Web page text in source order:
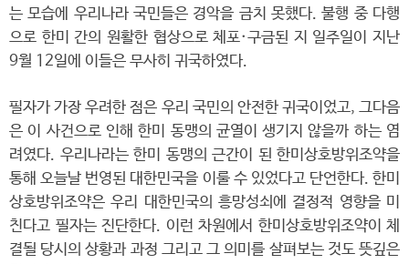
는 모습에 우리나라 국민들은 경악을 금치 못했다. 불행 중 다행
으로 한미 간의 원활한 협상으로 체포·구금된 지 일주일이 지난
9월 12일에 이들은 무사히 귀국하였다.
필자가 가장 우려한 점은 우리 국민의 안전한 귀국이었고, 그다음
은 이 사건으로 인해 한미 동맹의 균열이 생기지 않을까 하는 염
려였다. 우리나라는 한미 동맹의 근간이 된 한미상호방위조약을
통해 오늘날 번영된 대한민국을 이룰 수 있었다고 단언한다. 한미
상호방위조약은 우리 대한민국의 흥망성쇠에 결정적 영향을 미
친다고 필자는 진단한다. 이런 차원에서 한미상호방위조약이 체
결될 당시의 상황과 과정 그리고 그 의미를 살펴보는 것도 뜻깊은